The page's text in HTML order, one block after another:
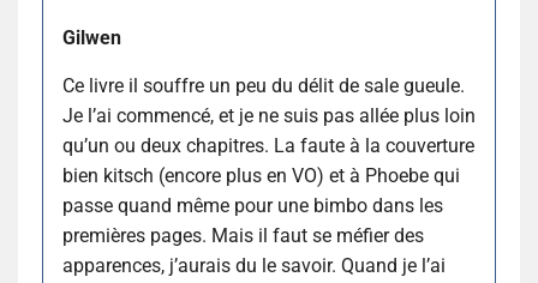
Gilwen
Ce livre il souffre un peu du délit de sale gueule.
Je l’ai commencé, et je ne suis pas allée plus loin
qu’un ou deux chapitres. La faute à la couverture
bien kitsch (encore plus en VO) et à Phoebe qui
passe quand même pour une bimbo dans les
premières pages. Mais il faut se méfier des
apparences, j’aurais du le savoir. Quand je l’ai